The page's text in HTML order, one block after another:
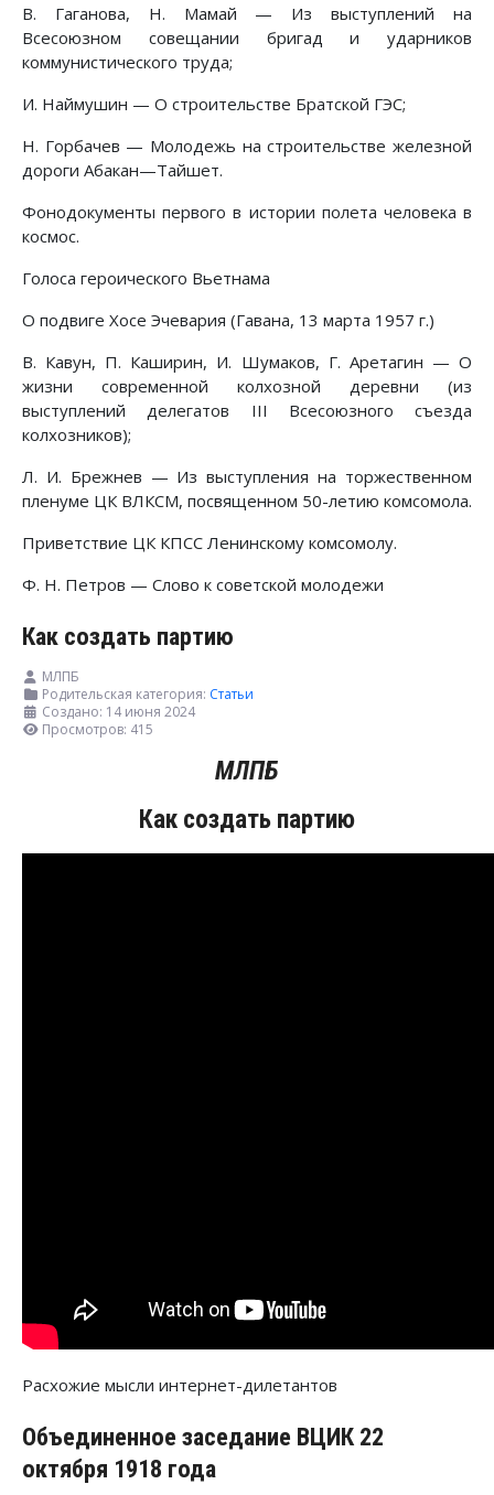
B. Гаганова, Н. Мамай — Из выступлений на
Всесоюзном совещании бригад и ударников
коммунистического труда;
И. Наймушин — О строительстве Братской ГЭС;
Н. Горбачев — Молодежь на строительстве железной
дороги Абакан—Тайшет.
Фонодокументы первого в истории полета человека в
космос.
Голоса героического Вьетнама
О подвиге Хосе Эчевария (Гавана, 13 марта 1957 г.)
В. Кавун, П. Каширин, И. Шумаков, Г. Аретагин — О
жизни современной колхозной деревни (из
выступлений делегатов III Всесоюзного съезда
колхозников);
Л. И. Брежнев — Из выступления на торжественном
пленуме ЦК ВЛКСМ, посвященном 50-летию комсомола.
Приветствие ЦК КПСС Ленинскому комсомолу.
Ф. Н. Петров — Слово к советской молодежи
Как создать партию
МЛПБ
Родительская категория: Статьи
Создано: 14 июня 2024
Просмотров: 415
МЛПБ
Как создать партию
Расхожие мысли интернет-дилетантов
Объединенное заседание ВЦИК 22
октября 1918 года